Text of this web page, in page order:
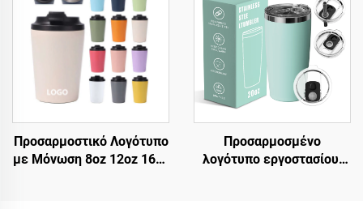
κύπελο καφέ 20oz 30oz
40oz κύπελο με λαβή
διπλή τοιχώμα,
ταξιδιωτικό κύπελο
μπουκάλι με λαβή και
καπάκι με straw
Προσαρμοστικό Λογότυπο
με Μόνωση 8oz 12oz 16oz
Προσαρμοσμένο
λογότυπο εργοστασίου,